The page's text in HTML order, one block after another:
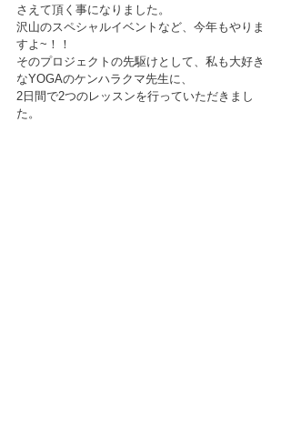
さえて頂く事になりました。
沢山のスペシャルイベントなど、今年もやりま
すよ~！！
そのプロジェクトの先駆けとして、私も大好き
なYOGAのケンハラクマ先生に、
2日間で2つのレッスンを行っていただきまし
た。